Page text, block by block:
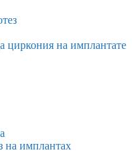
циркония на имплантате
на имплантах